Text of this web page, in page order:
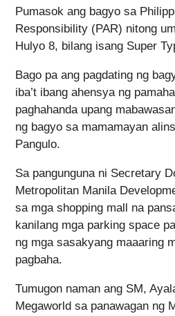
Pumasok ang bagyo sa
Responsibility (PAR) nitong
Hulyo 8, bilang isang Super
Bago pa ang pagdating ng
iba’t ibang ahensya ng
paghahanda upang
ng bagyo sa mamamayan
Pangulo.
Sa pangunguna ni Secretary
Metropolitan Manila
sa mga shopping mall na
kanilang mga parking space
ng mga sasakyang maaaring
pagbaha.
Tumugon naman ang SM,
Megaworld sa panawagan ng